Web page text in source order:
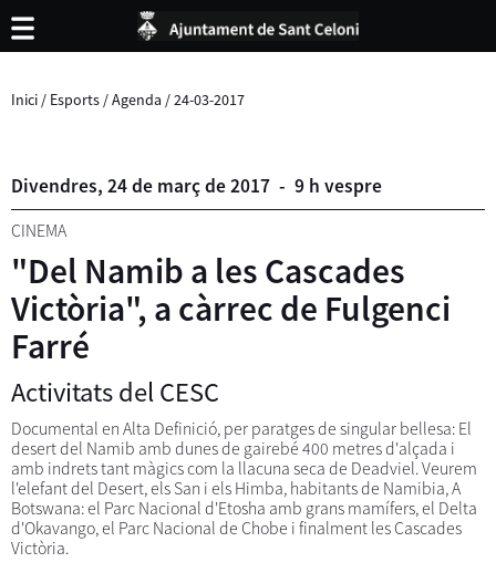
Inici / Esports /Agenda /24-03-2017
Divendres, 24de marçde2017 - 9 h vespre
CINEMA
"Del Namib a les Cascades
Victòria", a càrrec de Fulgenci
Farré
Activitats del CESC
Documental en Alta Definició, per paratges de singular bellesa: El
desert del Namib amb dunes de gairebé 400 metres d'alçada i
amb indrets tant màgics com la llacuna seca de Deadviel. Veurem
l'elefant del Desert, els San i els Himba, habitants de Namibia, A
Botswana: el Parc Nacional d'Etosha amb grans mamífers, el Delta
d'Okavango, el Parc Nacional de Chobe i finalment les Cascades
Victòria.